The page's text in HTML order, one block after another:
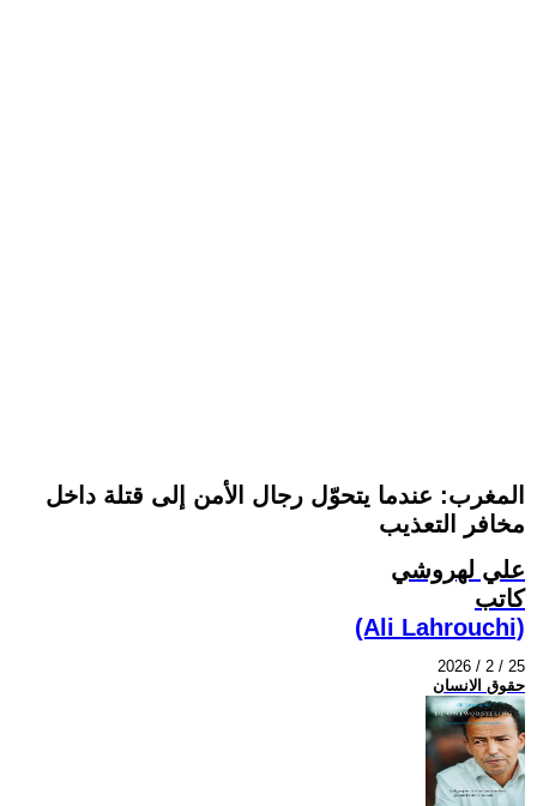
المغرب: عندما يتحوّل رجال الأمن إلى قتلة داخل
مخافر التعذيب
علي لهروشي
كاتب
(Ali Lahrouchi)
2026 / 2 / 25
حقوق الانسان